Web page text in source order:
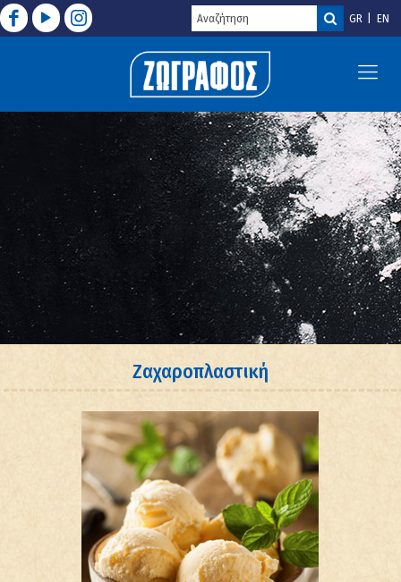
GR EN
Ζαχαροπλαστική